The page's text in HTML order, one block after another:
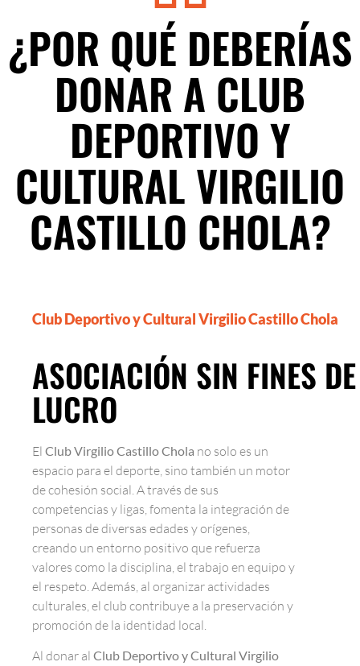
¿POR QUÉ DEBERÍAS
DONAR A CLUB
DEPORTIVO Y
CULTURAL VIRGILIO
CASTILLO CHOLA?
Club Deportivo y Cultural Virgilio Castillo Chola
ASOCIACIÓN SIN FINES DE
LUCRO
El Club Virgilio Castillo Chola no solo es un
espacio para el deporte, sino también un motor
de cohesión social. A través de sus
competencias y ligas, fomenta la integración de
personas de diversas edades y orígenes,
creando un entorno positivo que refuerza
valores como la disciplina, el trabajo en equipo y
el respeto. Además, al organizar actividades
culturales, el club contribuye a la preservación y
promoción de la identidad local.
Al donar al Club Deportivo y Cultural Virgilio